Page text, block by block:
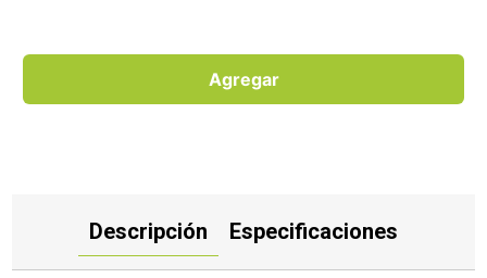
Agregar
Descripción Especificaciones